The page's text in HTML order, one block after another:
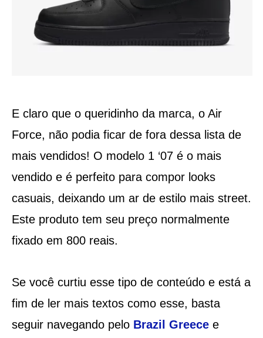
E claro que o queridinho da marca, o Air
Force, não podia ficar de fora dessa lista de
mais vendidos! O modelo 1 ‘07 é o mais
vendido e é perfeito para compor looks
casuais, deixando um ar de estilo mais street.
Este produto tem seu preço normalmente
fixado em 800 reais.
Se você curtiu esse tipo de conteúdo e está a
fim de ler mais textos como esse, basta
seguir navegando pelo Brazil Greecee